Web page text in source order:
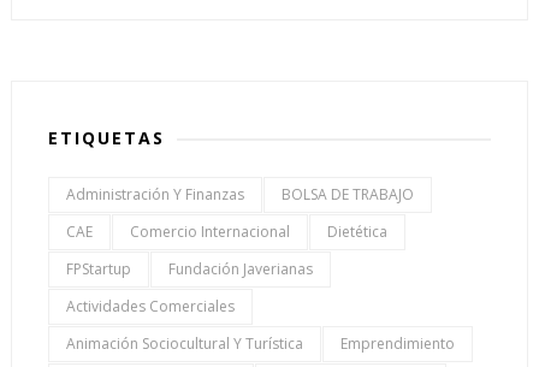
ETIQUETAS
Administración Y Finanzas
BOLSA DE TRABAJO
CAE
Comercio Internacional
Dietética
FPStartup
Fundación Javerianas
Actividades Comerciales
Animación Sociocultural Y Turística
Emprendimiento